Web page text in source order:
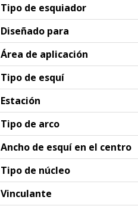
Tipo de esquiador
Diseñado para
Área de aplicación
Tipo de esquí
Estación
Tipo de arco
Ancho de esquí en el centro
Tipo de núcleo
Vinculante